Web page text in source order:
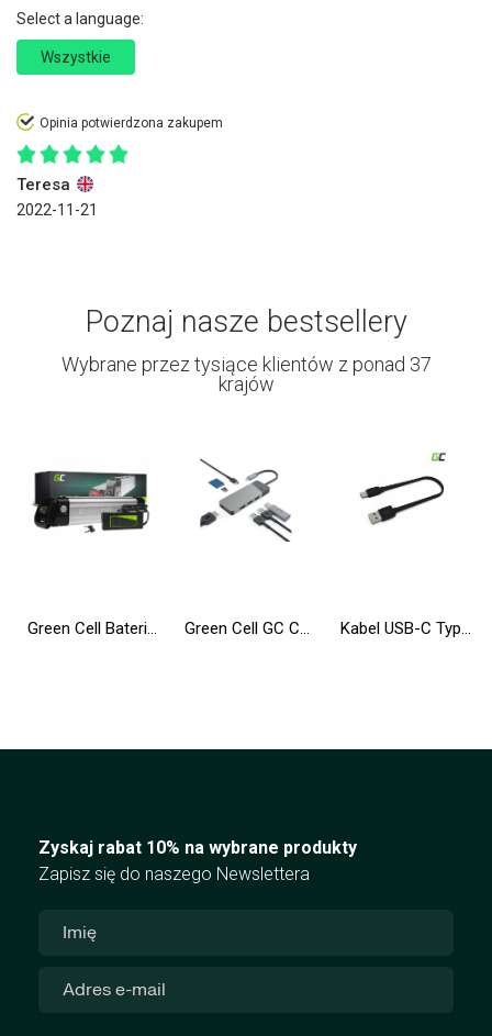
Select a language:
Wszystkie
Opinia potwierdzona zakupem
Teresa
2022-11-21
Poznaj nasze bestsellery
Wybrane przez tysiące klientów z ponad 37
krajów
Green Cell Bateria do Roweru Elektrycznego 36V 10.4Ah 374Wh Silverfish Ebike 2 Pin do Zündapp, Telefunken, Ancheer z Ładowarką Green Cell GC Connect HUB USB-C PD 85W 7w1 3xUSB-A 3.1 HDMI 4K 60Hz SD microSD do Apple MacBook M1/M2, Lenovo X1, Asus, Dell XPS Kabel USB-C Typ C 25cm Green Cell Matte z szybkim ładowaniem Ultra Charge, Quick Charge 3.0
Zyskaj rabat 10% na wybrane produkty
Zapisz się do naszego Newslettera